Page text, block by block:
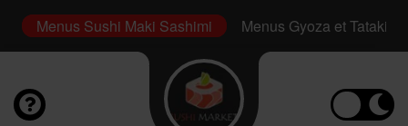
Menus Sushi Maki Sashimi Menus Gyoza et Tataki